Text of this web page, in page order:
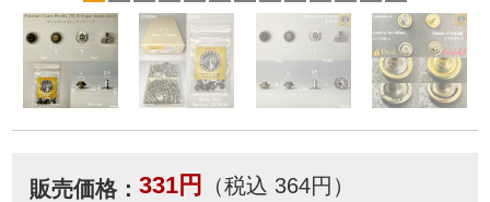
販売価格： 331円
（税込 364円）